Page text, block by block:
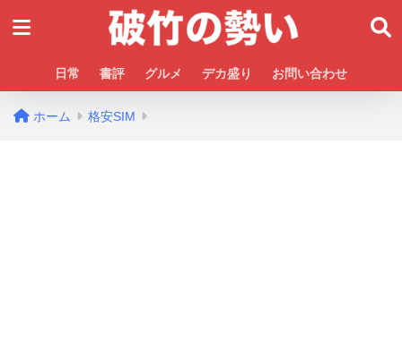
日常 書評 グルメ デカ盛り お問い合わせ
ホーム 格安SIM